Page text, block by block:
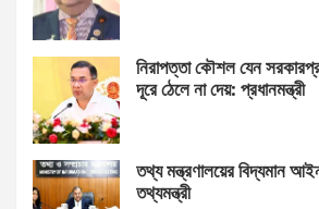
নিরাপত্তা কৌশল যেন
দূরে ঠেলে না দেয়: প্রধানমন্ত্রী
তথ্য মন্ত্রণালয়ের বিদ্যমান
তথ্যমন্ত্রী